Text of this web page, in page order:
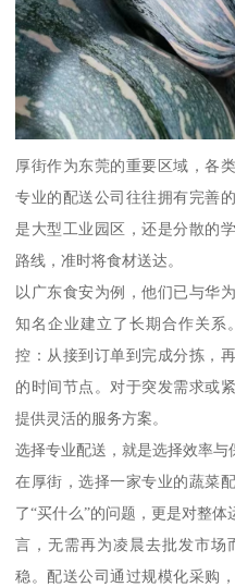
厚街作为东莞的重要区域，各
专业的配送公司往往拥有完善
是大型工业园区，还是分散的
路线，准时将食材送达。
以广东食安为例，他们已与华
知名企业建立了长期合作关
控：从接到订单到完成分拣，
的时间节点。对于突发需求或
提供灵活的服务方案。
选择专业配送，就是选择效率与
在厚街，选择一家专业的蔬菜
了“买什么”的问题，更是对整
言，无需再为凌晨去批发市场
稳。配送公司通过规模化采购